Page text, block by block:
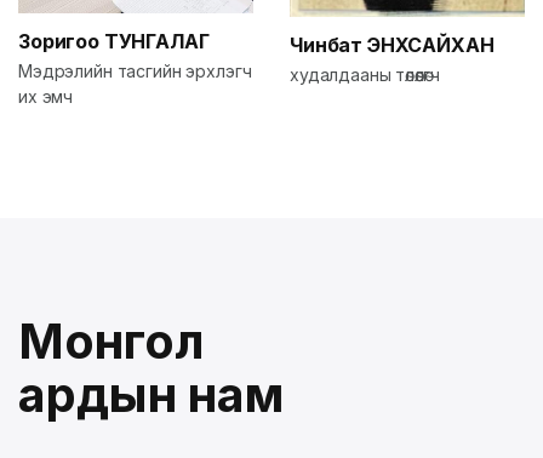
Зоригоо ТУНГАЛАГ
Мэдрэлийн тасгийн эрхлэгч
их эмч
Чинбат ЭНХСАЙХАН
худалдааны төлөөлөгч
Монгол
ардын нам